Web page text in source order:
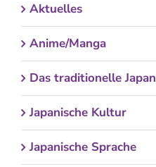
Aktuelles
Anime/Manga
Das traditionelle Japan
Japanische Kultur
Japanische Sprache